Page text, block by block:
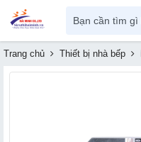
Trang chủ Thiết bị nhà bếp